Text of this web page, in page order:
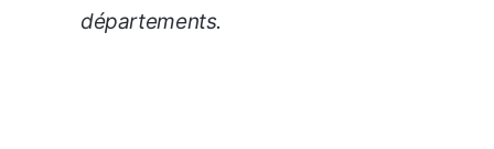
départements.